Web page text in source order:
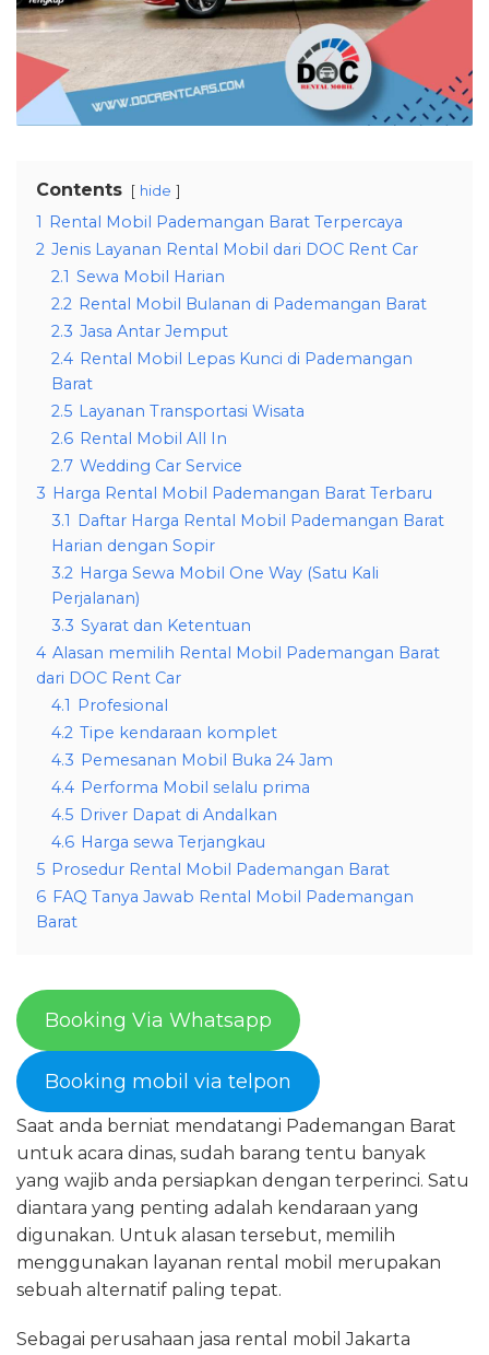
Contents hide
1 Rental Mobil Pademangan Barat Terpercaya
2 Jenis Layanan Rental Mobil dari DOC Rent Car
2.1 Sewa Mobil Harian
2.2 Rental Mobil Bulanan di Pademangan Barat
2.3 Jasa Antar Jemput
2.4 Rental Mobil Lepas Kunci di Pademangan
Barat
2.5 Layanan Transportasi Wisata
2.6 Rental Mobil All In
2.7 Wedding Car Service
3 Harga Rental Mobil Pademangan Barat Terbaru
3.1 Daftar Harga Rental Mobil Pademangan Barat
Harian dengan Sopir
3.2 Harga Sewa Mobil One Way (Satu Kali
Perjalanan)
3.3 Syarat dan Ketentuan
4 Alasan memilih Rental Mobil Pademangan Barat
dari DOC Rent Car
4.1 Profesional
4.2 Tipe kendaraan komplet
4.3 Pemesanan Mobil Buka 24 Jam
4.4 Performa Mobil selalu prima
4.5 Driver Dapat di Andalkan
4.6 Harga sewa Terjangkau
5 Prosedur Rental Mobil Pademangan Barat
6 FAQ Tanya Jawab Rental Mobil Pademangan
Barat
Booking Via Whatsapp
Booking mobil via telpon
Saat anda berniat mendatangi Pademangan Barat
untuk acara dinas, sudah barang tentu banyak
yang wajib anda persiapkan dengan terperinci. Satu
diantara yang penting adalah kendaraan yang
digunakan. Untuk alasan tersebut, memilih
menggunakan layanan rental mobil merupakan
sebuah alternatif paling tepat.
Sebagai perusahaan jasa rental mobil Jakarta